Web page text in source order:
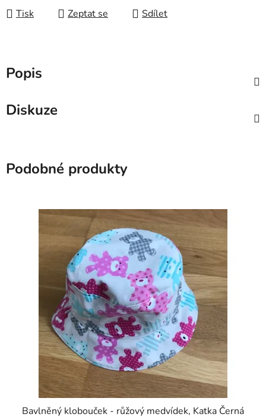
Tisk Zeptat se Sdílet
Popis
Diskuze
Podobné produkty
Bavlněný klobouček - růžový medvídek, Katka Černá